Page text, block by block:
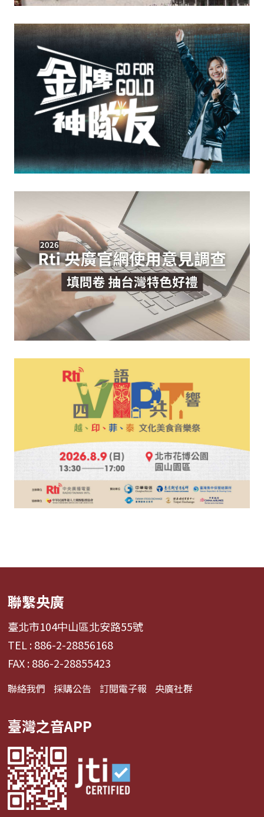
聯繫央廣
臺北市104中山區北安路55號
TEL : 886-2-28856168
FAX : 886-2-28855423
聯絡我們 採購公告 訂閱電子報 央廣社群
臺灣之音APP